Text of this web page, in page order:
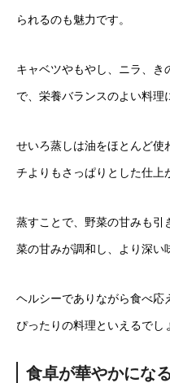
られるのも魅力です。
キャベツやもやし、ニラ、き
で、栄養バランスのよい料理
せいろ蒸しは油をほとんど使
チよりもさっぱりとした仕上
蒸すことで、野菜の甘みも引
菜の甘みが調和し、より深い
ヘルシーでありながら食べ応
ぴったりの料理といえるでし
食卓が華やかにな